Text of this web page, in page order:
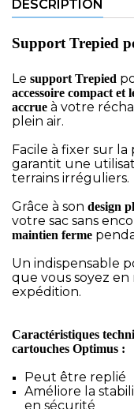
DESCRIPTION
Support Trepied
Le support Trepied
accessoire compact et
accrue à votre
plein air.
Facile à fixer sur
garantit une
terrains irréguliers.
Grâce à son design
votre sac sans
maintien ferme
Un indispensable
que vous soyez
expédition.
Caractéristiques
cartouches Optimus :
Peut être replié
Améliore la
en sécurité